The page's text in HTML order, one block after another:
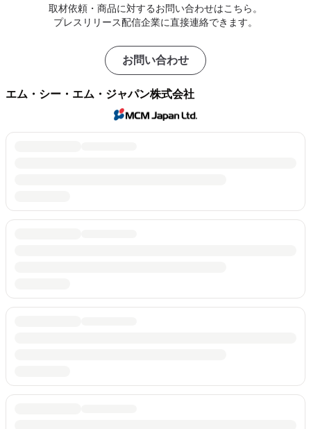
取材依頼・商品に対するお問い合わせはこちら。
プレスリリース配信企業に直接連絡できます。
お問い合わせ
エム・シー・エム・ジャパン株式会社